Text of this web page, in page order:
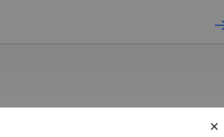
×